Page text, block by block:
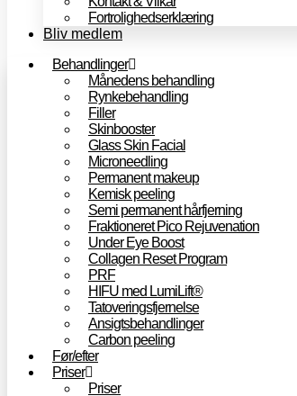
Fortrolighedserklæring
Bliv medlem
Behandlinger
Månedens behandling
Rynkebehandling
Filler
Skinbooster
Glass Skin Facial
Microneedling
Permanent makeup
Kemisk peeling
Semi permanent hårfjerning
Fraktioneret Pico Rejuvenation
Under Eye Boost
Collagen Reset Program
PRF
HIFU med LumiLift®
Tatoveringsfjernelse
Ansigtsbehandlinger
Carbon peeling
Før/efter
Priser
Priser